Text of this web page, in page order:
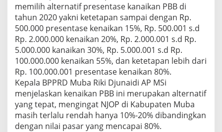
B
B
1
5
%
memilih alternatif presentase kanaikan PBB di
tahun 2020 yakni ketetapan sampai dengan Rp.
500.000 presentase kenaikan 15%, Rp. 500.001 s.d
Rp. 2.000.000 kenaikan 20%, Rp. 2.000.001 s.d Rp.
5.000.000 kanaikan 30%, Rp. 5.000.001 s.d Rp.
100.000.000 kenaikan 55%, dan ketetapan lebih dari
Rp. 100.000.001 presentase kenaikan 80%.
Kepala BPPRD Muba Riki Djunaidi AP MSi
menjelaskan kenaikan PBB ini merupakan alternatif
yang tepat, mengingat NJOP di Kabupaten Muba
masih terlalu rendah hanya 10%-20% dibandingkan
dengan nilai pasar yang mencapai 80%.